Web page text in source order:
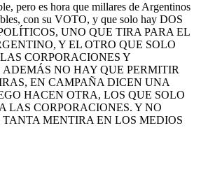
pero es hora que millares de Argentinos
con su VOTO, y que solo hay DOS
UNO QUE TIRA PARA EL
Y EL OTRO QUE SOLO
CORPORACIONES Y
ADEMÁS NO HAY QUE PERMITIR
EN CAMPAÑA DICEN UNA
HACEN OTRA, LOS QUE SOLO
LAS CORPORACIONES. Y NO
MENTIRA EN LOS MEDIOS